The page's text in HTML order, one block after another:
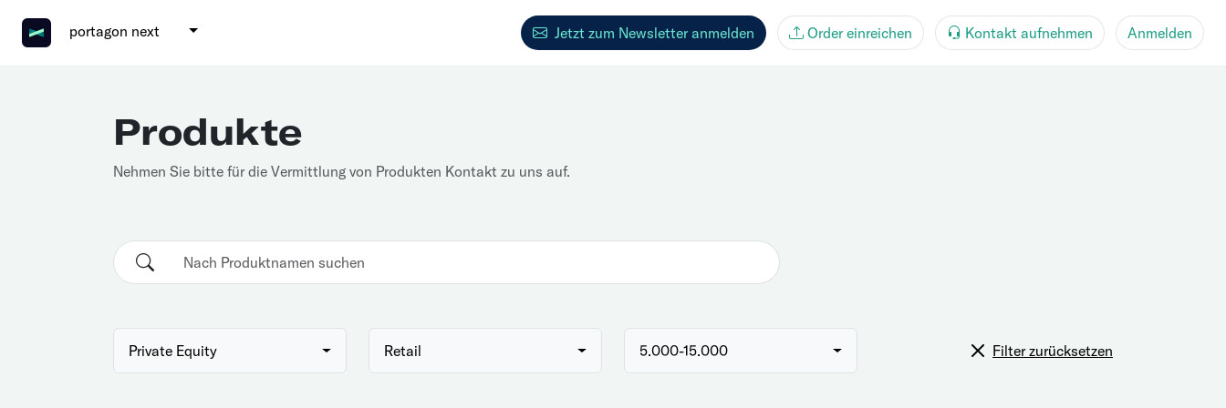
portagon next Jetzt zum Newsletter anmelden Order einreichen Kontakt aufnehmen Anmelden
Produkte
Nehmen Sie bitte für die Vermittlung von Produkten Kontakt zu uns auf.
Private Equity Retail 5.000-15.000 Filter zurücksetzen